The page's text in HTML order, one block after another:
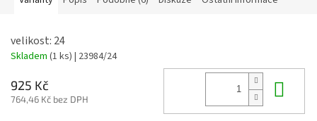
velikost: 24
Skladem (1 ks) | 23984/24
925 Kč
764,46 Kč bez DPH